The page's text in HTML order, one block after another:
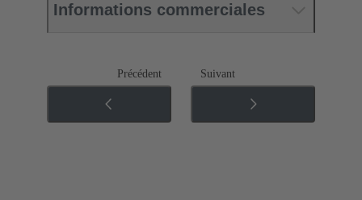
Informations commerciales
Précédent Suivant